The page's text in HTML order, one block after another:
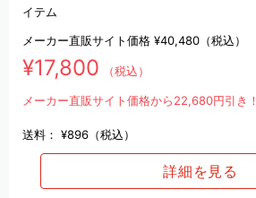
イテム
メーカー直販サイト価格 ¥40,480 （税込）
¥17,800 （税込）
メーカー直販サイト価格から22,680円引き！
送料： ¥896（税込）
詳細を見る